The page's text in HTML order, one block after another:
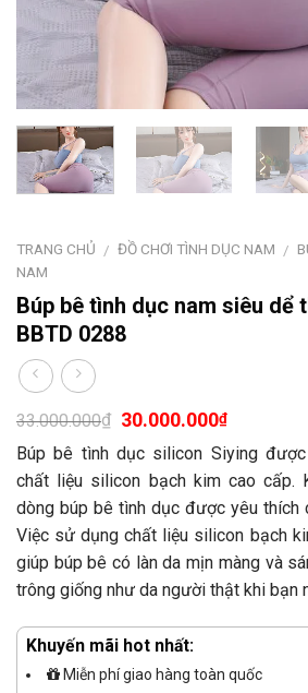
TRANG CHỦ / ĐỒ CHƠI TÌNH DỤC NAM /
NAM
Búp bê tình dục nam siêu dể
BBTD 0288
33.000.000₫ 30.000.000₫
Búp bê tình dục silicon Siying
chất liệu silicon bạch kim cao cấp.
dòng búp bê tình dục được yêu thích
Việc sử dụng chất liệu silicon bạch
giúp búp bê có làn da mịn màng và
trông giống như da người thật khi bạn
Khuyến mãi hot nhất:
Miễn phí giao hàng toàn quốc